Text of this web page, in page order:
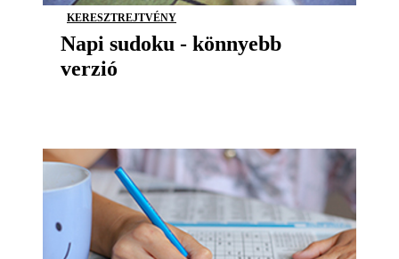
KERESZTREJTVÉNY
Napi sudoku - könnyebb
verzió